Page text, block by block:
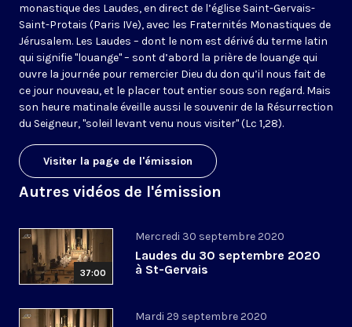
monastique des Laudes, en direct de l’église Saint-Gervais-
Saint-Protais (Paris IVe), avec les Fraternités Monastiques de
Jérusalem. Les Laudes – dont le nom est dérivé du terme latin
qui signifie "louange" – sont d’abord la prière de louange qui
ouvre la journée pour remercier Dieu du don qu’il nous fait de
ce jour nouveau, et le placer tout entier sous son regard. Mais
son heure matinale éveille aussi le souvenir de la Résurrection
du Seigneur, "soleil levant venu nous visiter" (Lc 1,28).
Visiter la page de l'émission
Autres vidéos de l'émission
37:00
Mercredi 30 septembre 2020
Laudes du 30 septembre 2020
à St-Gervais
Mardi 29 septembre 2020